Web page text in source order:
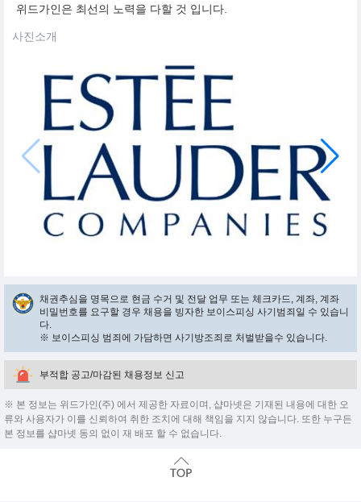
위드가인은 최선의 노력을 다할 것 입니다.
사진소개
채권추심을 명목으로 현금 수거 및 전달 업무 또는 체크카드, 계좌, 계좌
비밀번호를 요구할 경우 채용을 빙자한 보이스피싱 사기범죄일 수 있습니
다.
※ 보이스피싱 범죄에 가담하면 사기방조죄로 처벌받을수 있습니다.
부적합 공고/마감된 채용정보 신고
※ 본 정보는 위드가인(주) 에서 제공한 자료이며, 샵마넷은 기재된 내용에 대한 오
류와 사용자가 이를 신뢰하여 취한 조치에 대해 책임을 지지 않습니다. 또한 누구든
본 정보를 샵마넷 동의 없이 재 배포 할 수 없습니다.